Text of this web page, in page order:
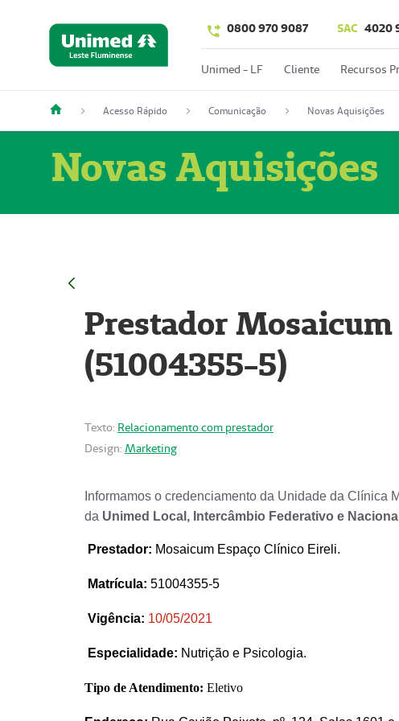
0800 970 9087 SAC 4020
Unimed - LF Cliente Recursos
Acesso Rápido Comunicação Novas Aquisições
Novas Aquisições
Prestador
(51004355-5)
Texto: Relacionamento com prestador
Design: Marketing
Informamos o credenciamento da Unidade da Clínica
da Unimed Local, Intercâmbio Federativo e Nacional
Prestador: Mosaicum Espaço Clínico Eireli.
Matrícula: 51004355-5
Vigência: 10/05/2021
Especialidade: Nutrição e Psicologia.
Tipo de Atendimento: Eletivo